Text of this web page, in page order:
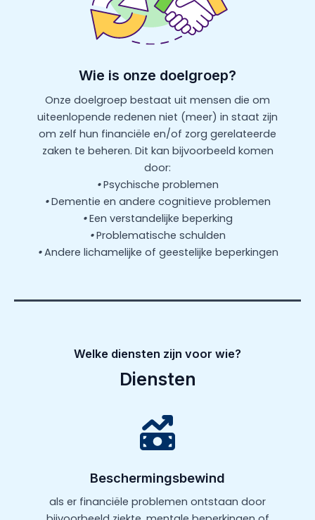
Wie is onze doelgroep?
Onze doelgroep bestaat uit mensen die om
uiteenlopende redenen niet (meer) in staat zijn
om zelf hun financiële en/of zorg gerelateerde
zaken te beheren. Dit kan bijvoorbeeld komen
door:
•Psychische problemen
•Dementie en andere cognitieve problemen
•Een verstandelijke beperking
•Problematische schulden
•Andere lichamelijke of geestelijke beperkingen
Welke diensten zijn voor wie?
Diensten
Beschermingsbewind
als er financiële problemen ontstaan door